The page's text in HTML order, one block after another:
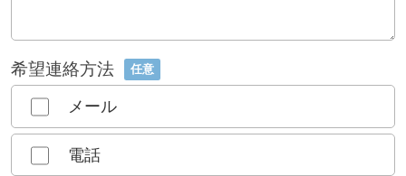
希望連絡方法 任意
メール
電話